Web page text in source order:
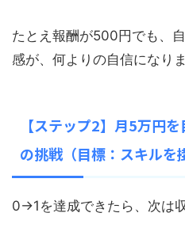
たとえ報酬が500円でも、
感が、何よりの自信になりま
【ステップ2】月5万円
の挑戦（目標：スキルを
0→1を達成できたら、次は